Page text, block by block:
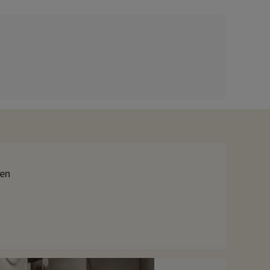
Chanaz, bijgenaamd het kleine Venetië van de Savoie,
laten zien waar de rivier de Fier doorheen stroomt. De
een landschap van rotsen gevormd door millennia van
hebben onderhandeld, kunnen deze met korting